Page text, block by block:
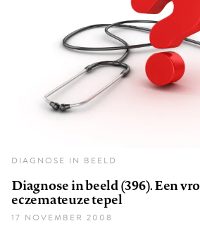
DIAGNOSE IN BEELD
Diagnose in beeld (396). Een
eczemateuze tepel
17 NOVEMBER 2008